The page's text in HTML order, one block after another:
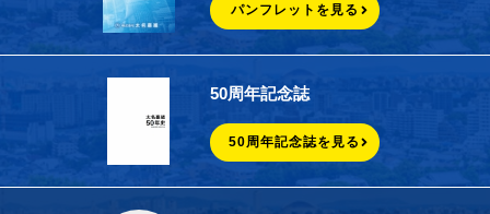
パンフレットを見る
50周年記念誌
50周年記念誌を見る